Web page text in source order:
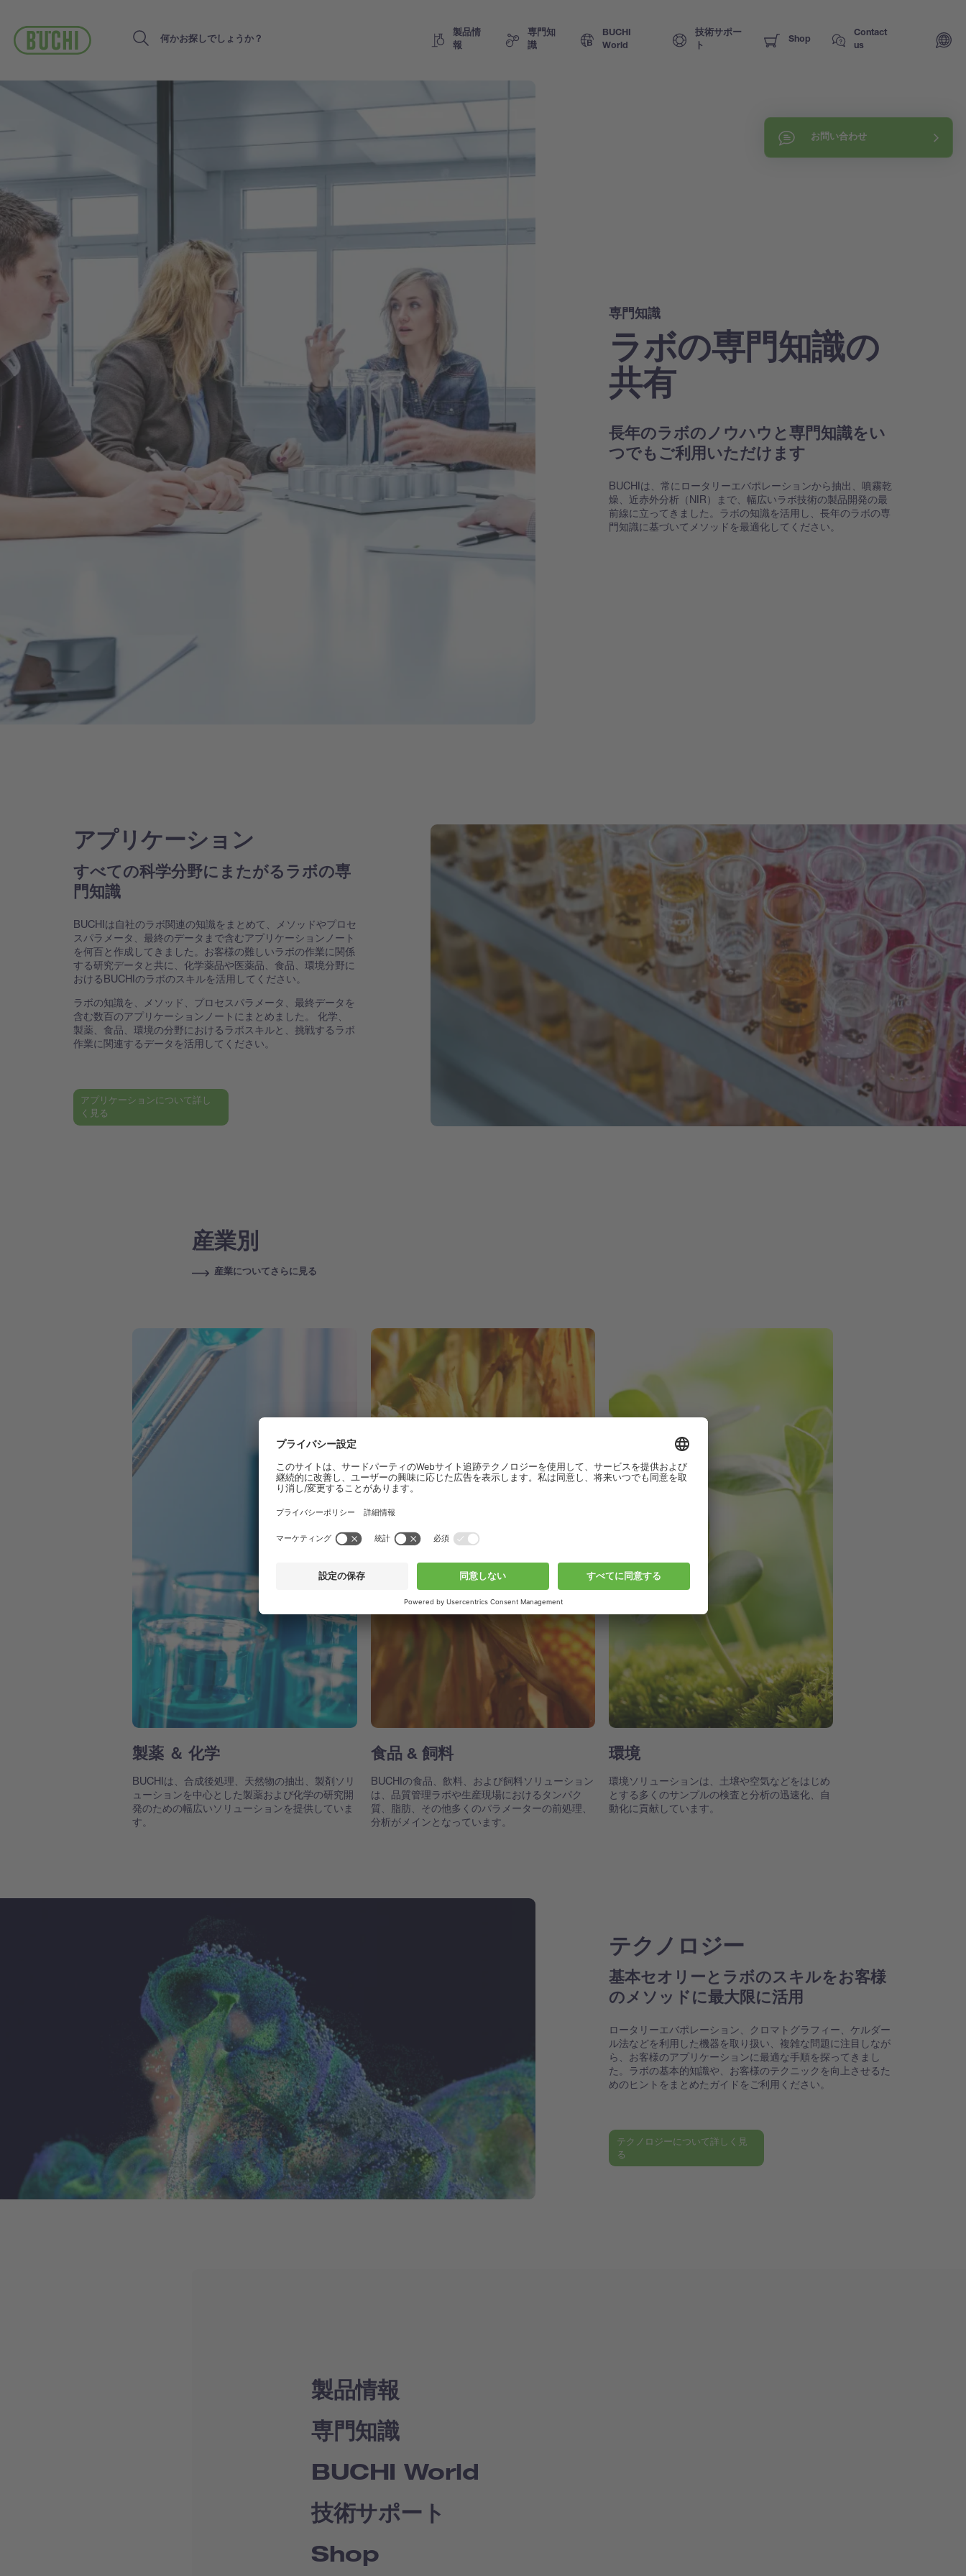
Search
製品情
報
専門知
識
BUCHI
World
技術サポー
ト
Shop
Contact
us
お問い合わせ
専門知識
ラボの専門知識の
共有
長年のラボのノウハウと専門知識をい
つでもご利用いただけます
BUCHIは、常にロータリーエバポレーションから抽出、噴霧乾
燥、近赤外分析（NIR）まで、幅広いラボ技術の製品開発の最
前線に立ってきました。ラボの知識を活用し、長年のラボの専
門知識に基づいてメソッドを最適化してください。
アプリケーション
すべての科学分野にまたがるラボの専
門知識
BUCHIは自社のラボ関連の知識をまとめて、メソッドやプロセ
スパラメータ、最終のデータまで含むアプリケーションノート
を何百と作成してきました。お客様の難しいラボの作業に関係
する研究データと共に、化学薬品や医薬品、食品、環境分野に
おけるBUCHIのラボのスキルを活用してください。
ラボの知識を、メソッド、プロセスパラメータ、最終データを
含む数百のアプリケーションノートにまとめました。 化学、
製薬、食品、環境の分野におけるラボスキルと、挑戦するラボ
作業に関連するデータを活用してください。
アプリケーションについて詳し
く見る
産業別
産業についてさらに見る
製薬 ＆ 化学
BUCHIは、合成後処理、天然物の抽出、製剤ソリ
ューションを中心とした製薬および化学の研究開
発のための幅広いソリューションを提供していま
す。
食品 & 飼料
BUCHIの食品、飲料、および飼料ソリューション
は、品質管理ラボや生産現場におけるタンパク
質、脂肪、その他多くのパラメーターの前処理、
分析がメインとなっています。
環境
環境ソリューションは、土壌や空気などをはじめ
とする多くのサンプルの検査と分析の迅速化、自
動化に貢献しています。
テクノロジー
基本セオリーとラボのスキルをお客様
のメソッドに最大限に活用
ロータリーエバポレーション、クロマトグラフィー、ケルダー
ル法などを利用した機器を取り扱い、複雑な問題に注目しなが
ら、お客様のアプリケーションに最適な手順を探ってきまし
た。ラボの基本的知識や、お客様のテクニックを向上させるた
めのヒントをまとめたガイドをご利用ください。
テクノロジーについて詳しく見
る
製品情報
専門知識
BUCHI World
技術サポート
Shop